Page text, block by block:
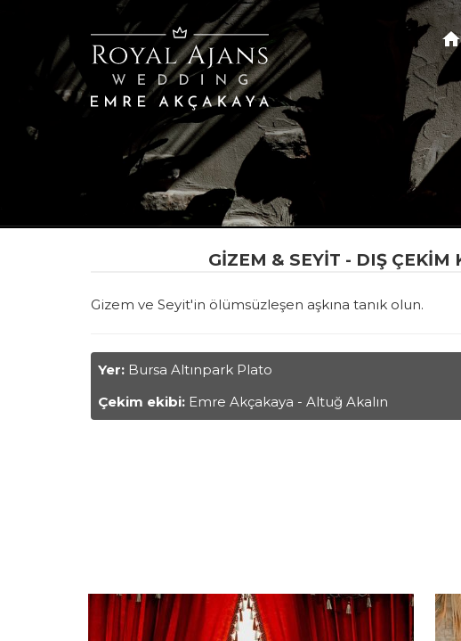
home
GIZEM & SEYIT - DIŞ ÇEKIM
Gizem ve Seyit'in ölümsüzleşen aşkına tanık olun.
Yer: Bursa Altınpark Plato
Çekim ekibi: Emre Akçakaya - Altuğ Akalın